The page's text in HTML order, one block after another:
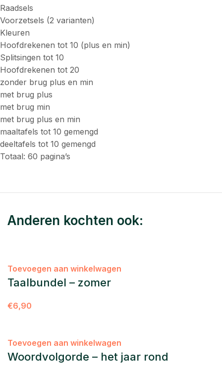
Raadsels
Voorzetsels (2 varianten)
Kleuren
Hoofdrekenen tot 10 (plus en min)
Splitsingen tot 10
Hoofdrekenen tot 20
zonder brug plus en min
met brug plus
met brug min
met brug plus en min
maaltafels tot 10 gemengd
deeltafels tot 10 gemengd
Totaal: 60 pagina’s
Anderen kochten ook:
Toevoegen aan winkelwagen
Taalbundel – zomer
€6,90
Toevoegen aan winkelwagen
Woordvolgorde – het jaar rond